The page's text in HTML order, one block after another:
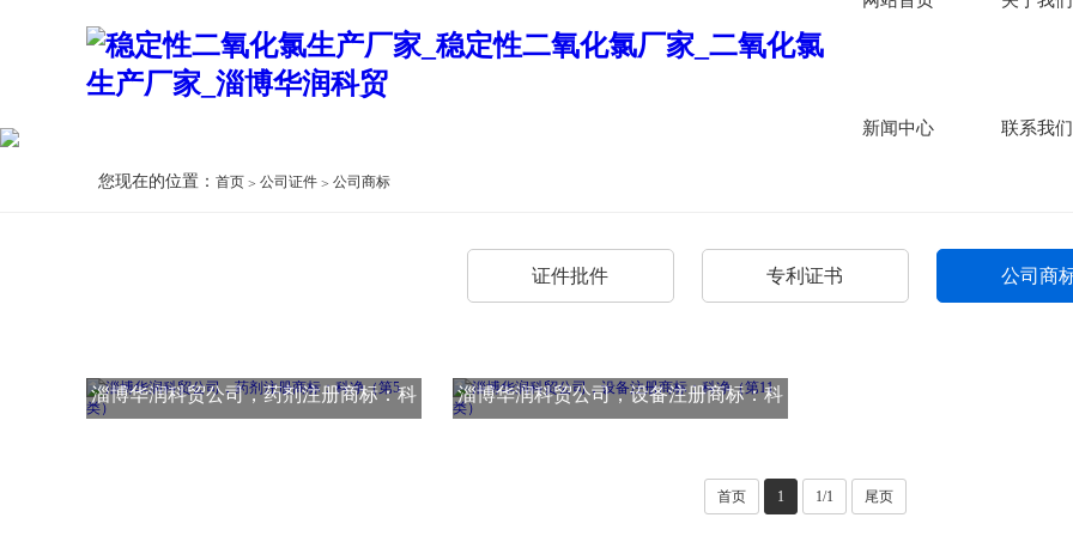
新闻中心 联系我们
您现在的位置： 首页 公司证件 公司商标
证件批件 专利证书 公司商
淄博华润科贸公司，药剂注册商标：科 淄博华润科贸公司，设备注册商标：科
首页 1 1/1 尾页